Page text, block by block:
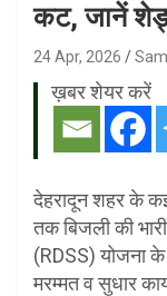
कट, जानें
24 Apr, 2026
ख़बर शेयर करें
देहरादून शहर के
तक बिजली की
(RDSS) योजना
मरम्मत व सुधार